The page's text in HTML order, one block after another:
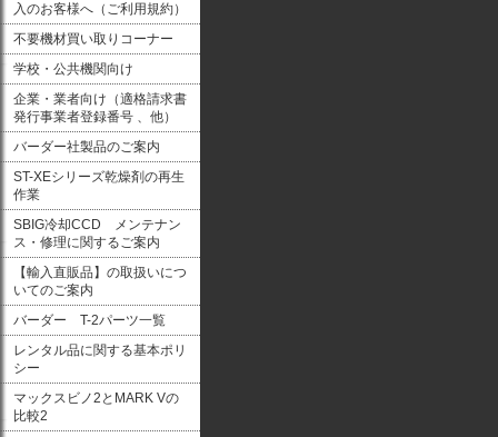
入のお客様へ（ご利用規約）
不要機材買い取りコーナー
学校・公共機関向け
企業・業者向け（適格請求書
発行事業者登録番号 、他）
バーダー社製品のご案内
ST-XEシリーズ乾燥剤の再生
作業
SBIG冷却CCD メンテナン
ス・修理に関するご案内
【輸入直販品】の取扱いにつ
いてのご案内
バーダー T-2パーツ一覧
レンタル品に関する基本ポリ
シー
マックスビノ2とMARK Vの
比較2